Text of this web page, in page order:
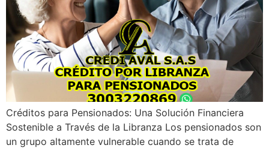
Créditos para Pensionados: Una Solución Financiera
Sostenible a Través de la Libranza Los pensionados son
un grupo altamente vulnerable cuando se trata de